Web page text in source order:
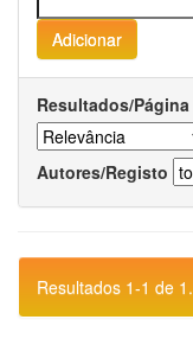
Resultados/Página
Autores/Registo
Resultados 1-1 de 1.